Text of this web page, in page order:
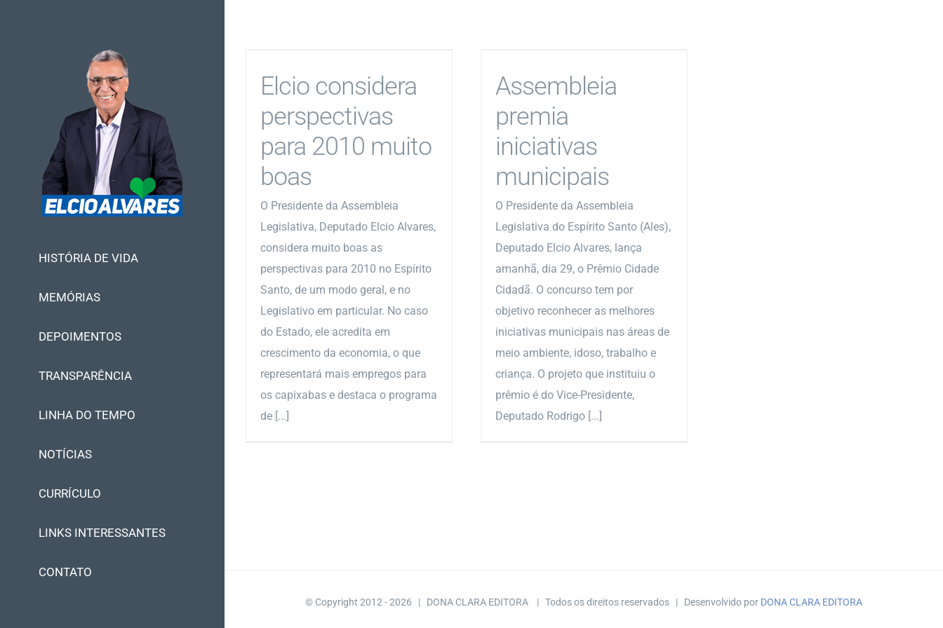
HISTÓRIA DE VIDA
MEMÓRIAS
DEPOIMENTOS
TRANSPARÊNCIA
LINHA DO TEMPO
NOTÍCIAS
CURRÍCULO
LINKS INTERESSANTES
CONTATO
Elcio considera
perspectivas
para 2010 muito
boas
O Presidente da Assembleia
Legislativa, Deputado Elcio Alvares,
considera muito boas as
perspectivas para 2010 no Espírito
Santo, de um modo geral, e no
Legislativo em particular. No caso
do Estado, ele acredita em
crescimento da economia, o que
representará mais empregos para
os capixabas e destaca o programa
de [...]
Assembleia
premia
iniciativas
municipais
O Presidente da Assembleia
Legislativa do Espírito Santo (Ales),
Deputado Elcio Alvares, lança
amanhã, dia 29, o Prêmio Cidade
Cidadã. O concurso tem por
objetivo reconhecer as melhores
iniciativas municipais nas áreas de
meio ambiente, idoso, trabalho e
criança. O projeto que instituiu o
prêmio é do Vice-Presidente,
Deputado Rodrigo [...]
© Copyright 2012 -2026 | DONA CLARA EDITORA | Todos os direitos reservados | Desenvolvido por DONA CLARA EDITORA